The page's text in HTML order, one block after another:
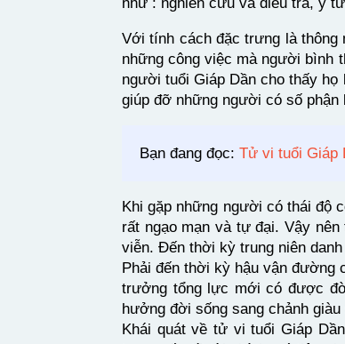
Với tính cách đặc trưng là thông
những công việc mà người bình
người tuổi Giáp Dần cho thấy
giúp đỡ những người có số phận
Bạn đang đọc: Tử vi tuổi Giáp
Khi gặp những người có thái độ
rất ngạo mạn và tự đại. Vậy
viễn. Đến thời kỳ trung niên
Phải đến thời kỳ hậu vận đường
trưởng tổng lực mới có được
hưởng đời sống sang chảnh
Khái quát về tử vi tuổi Giáp